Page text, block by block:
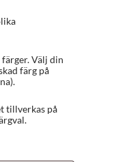
Välj din
färg på
tillverkas på